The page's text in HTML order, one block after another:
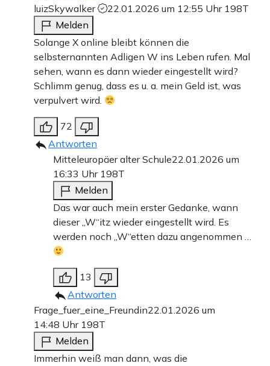
luizSkywalker
22.01.2026 um 12:55 Uhr 198T
Melden
Solange X online bleibt können die
selbsternannten Adligen W ins Leben rufen. Mal
sehen, wann es dann wieder eingestellt wird?
Schlimm genug, dass es u. a. mein Geld ist, was
verpulvert wird.
72
Antworten
Mitteleuropäer alter Schule22.01.2026 um
16:33 Uhr 198T
Melden
Das war auch mein erster Gedanke, wann
dieser „W“itz wieder eingestellt wird. Es
werden noch „W“etten dazu angenommen …
13
Antworten
Frage_fuer_eine_Freundin22.01.2026 um
14:48 Uhr 198T
Melden
Immerhin weiß man dann, was die